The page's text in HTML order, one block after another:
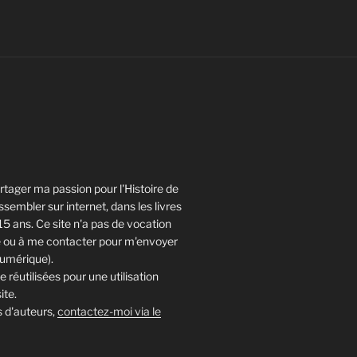
ma passion pour l'Histoire de
sur internet, dans les livres
ans. Ce site n'a pas de vocation
à me contacter pour m'envoyer
réutilisées pour une utilisation
d'auteurs, contactez-moi via le